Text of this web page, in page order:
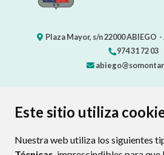
Este sitio utiliza
Nuestra web utiliza los siguientes
Plaza Mayor, s/n22000ABIEGO -
974 31 72 03
CONTACTO MAPA WEB
PROTECCIÓN DE DATOS